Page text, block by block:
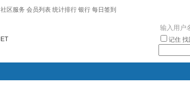
社区服务 会员列表 统计排行 银行 每日签到
记住 找